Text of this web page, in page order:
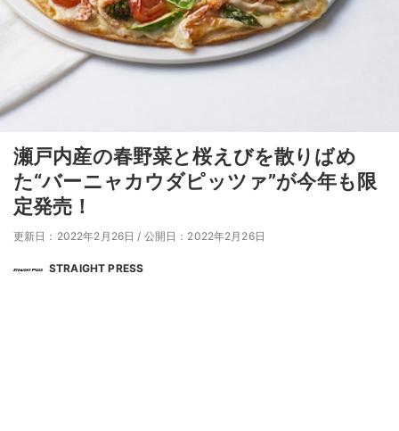
瀬戸内産の春野菜と桜えびを散りばめ
た“バーニャカウダピッツァ”が今年も限
定発売！
更新日：2022年2月26日 / 公開日：2022年2月26日
STRAIGHT PRESS